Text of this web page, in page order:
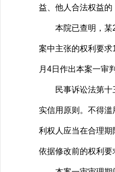
益、他人合法权益
本院已查明，某2
案中主张的权利要
月4日作出本案一审
民事诉讼法第十三
实信用原则。不得
利权人应当在合理
依据修改前的权利要